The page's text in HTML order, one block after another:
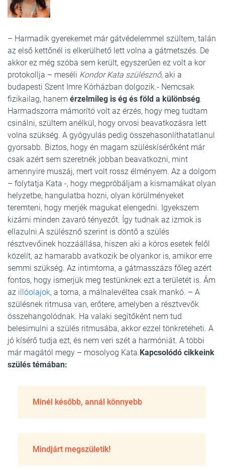
– Harmadik gyerekemet már gátvédelemmel szültem, talán
az első kettőnél is elkerülhető lett volna a gátmetszés. De
akkor ez még szóba sem került, egyszerűen ez volt a kor
protokollja – meséli Kondor Kata szülésznő, aki a
budapesti Szent Imre Kórházban dolgozik.- Nemcsak
fizikailag, hanem érzelmileg is ég és föld a különbség.
Harmadszorra mámorító volt az érzés, hogy meg tudtam
csinálni, szültem anélkül, hogy orvosi beavatkozásra lett
volna szükség. A gyógyulás pedig összehasonlíthatatlanul
gyorsabb. Biztos, hogy én magam szüléskísérőként már
csak azért sem szeretnék jobban beavatkozni, mint
amennyire muszáj, mert volt rossz élményem. Az a dolgom
– folytatja Kata -, hogy megpróbáljam a kismamákat olyan
helyzetbe, hangulatba hozni, olyan körülményeket
teremteni, hogy merjék magukat elengedni. Igyekszem
kizárni minden zavaró tényezőt. Így tudnak az izmok is
ellazulni.A szülésznő szerint is döntő a szülés
résztvevőinek hozzáállása, hiszen aki a kóros esetek felől
közelít, az hamarabb avatkozik be olyankor is, amikor erre
semmi szükség. Az intimtorna, a gátmasszázs főleg azért
fontos, hogy ismerjük meg testünknek ezt a területét is. Ám
az illóolajok, a torna, a málnalevéltea csak mankó. – A
szülésnek ritmusa van, erőtere, amelyben a résztvevők
összehangolódnak. Ha valaki segítőként nem tud
belesimulni a szülés ritmusába, akkor ezzel tönkreteheti. A
jó kísérő tudja ezt, és nem veri szét a harmóniát. A többi
már magától megy – mosolyog Kata.Kapcsolódó cikkeink
szülés témában:
Minél később, annál könnyebb
Mindjárt megszületik!